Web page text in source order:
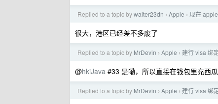
Replied to a topic bywalter23dn › Apple › 现在
很大，港区已经差不多废了
Replied to a topic by MrDevin › Apple › 建行 visa 绑
@hkiJava #33 是嘞，所以直接在钱包里充西
Replied to a topic by MrDevin › Apple › 建行 visa 绑